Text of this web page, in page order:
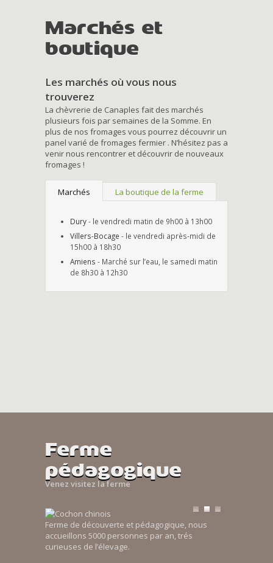
Marchés et
boutique
Les marchés où vous nous
trouverez
La chèvrerie de Canaples fait des marchés
plusieurs fois par semaines de la Somme. En
plus de nos fromages vous pourrez découvrir un
panel varié de fromages fermier . N’hésitez pas a
venir nous rencontrer et découvrir de nouveaux
fromages !
Marchés La boutique de la ferme
Dury- le vendredi matin de 9h00 à 13h00
Villers-Bocage - le vendredi après-midi de
15h00 à 18h30
Amiens - Marché sur l’eau, le samedi matin
de 8h30 à 12h30
Ferme
pédagogique
Venez visitez la ferme
Ferme de découverte et pédagogique, nous
accueillons 5000 personnes par an, trés
curieuses de l’élevage.